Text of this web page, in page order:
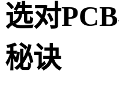
选对
秘诀